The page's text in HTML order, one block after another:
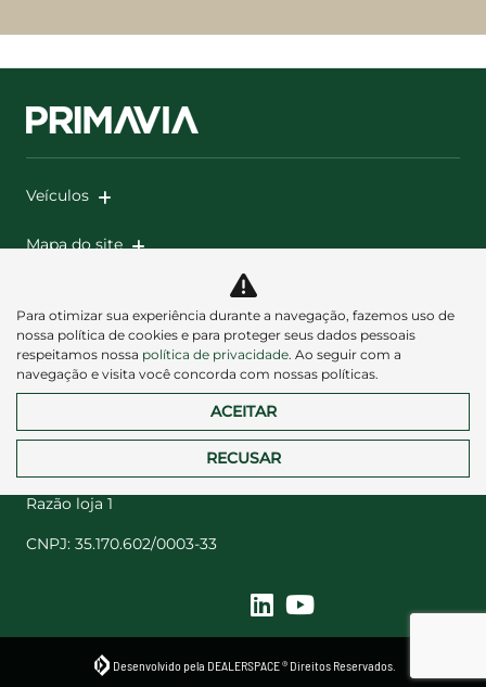
Veículos
Mapa do site
Desacelere. Seu bem maior é a vida.
Razão loja 1
CNPJ: 35.170.602/0003-33
Desenvolvido pela DEALERSPACE ® Direitos Reservados.
Para otimizar sua experiência durante a navegação, fazemos uso de
nossa política de cookies e para proteger seus dados pessoais
respeitamos nossa política de privacidade. Ao seguir com a
navegação e visita você concorda com nossas políticas.
ACEITAR
RECUSAR